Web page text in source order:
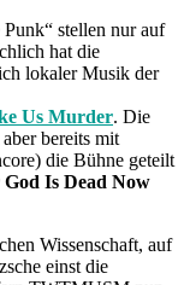
stellen nur auf
hat die
lokaler Musik der
Us Murder. Die
bereits mit
die Bühne geteilt
Is Dead Now
Wissenschaft, auf
einst die